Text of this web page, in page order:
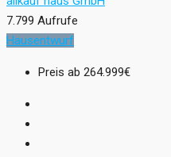
7.799 Aufrufe
Hausentwurf
Preis ab 264.999€